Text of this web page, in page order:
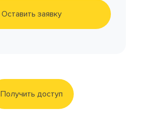
Оставить заявку
Получить доступ